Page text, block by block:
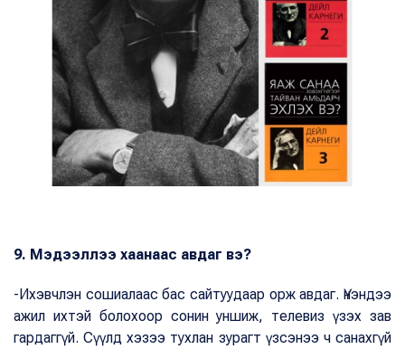
9. Мэдээллээ хаанаас авдаг вэ?
-Ихэвчлэн сошиалаас бас сайтуудаар орж авдаг. Үнэндээ
ажил ихтэй болохоор сонин уншиж, телевиз үзэх зав
гардаггүй. Сүүлд хэзээ тухлан зурагт үзсэнээ ч санахгүй